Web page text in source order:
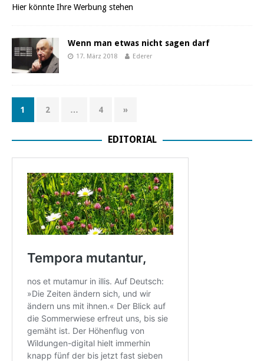
Hier könnte Ihre Werbung stehen
Wenn man etwas nicht sagen darf
17. März 2018 Ederer
1 2 … 4 »
EDITORIAL